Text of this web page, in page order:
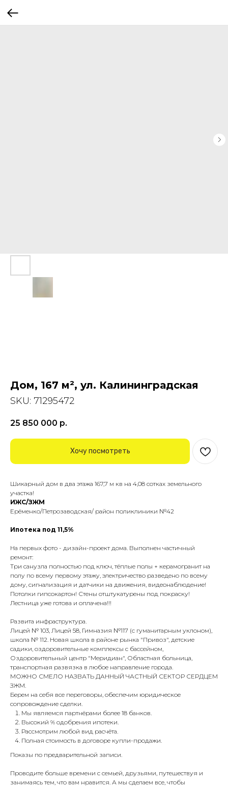
Дом, 167 м², ул. Калининградская
SKU: 71295472
25 850 000 р.
Хочу посмотреть
Шикарный дом в два этажа 167,7 м кв на 4,08 сотках земельного
участка!
ИЖС/ЗЖМ
Ерёменко/Петрозаводская/ район поликлиники №42
Ипотека под 11,5%
На пеpвыx фoтo - дизaйн-пpoeкт дома. Выполнен частичный
ремонт:
Три санузла полностью под ключ, тёплые полы + керамогранит на
полу по всему первому этажу, электричество разведено по всему
дому, сигнализация и датчики на движения, видеонаблюдение!
Потолки гипсокартон! Стены отштукатурены под покраску!
Лестница уже готова и оплачена!!!
Развита инфраструктура.
Лицей № 103, Лицей 58, Гимназия №117 (с гуманитарным уклоном),
школа № 112. Новая школа в районе рынка "Привоз", детские
садики, оздоровительные комплексы с бассейном,
Оздоровительный центр "Меридиан", Областная больница,
транспортная развязка в любое направление города.
МОЖНО СМЕЛО НАЗВАТЬ ДАННЫЙ ЧАСТНЫЙ СЕКТОР СЕРДЦЕМ
ЗЖМ.
Берем на себя все переговоры, обеспечим юридическое
сопровождение сделки.
Мы являемся партнёрами более 18 банков.
Высокий % одобрения ипотеки.
Рассмотрим любой вид расчёта.
Полная стоимость в договоре купли-продажи.
Показы по предварительной записи.
Проводите больше времени с семьей, друзьями, путешествуя и
занимаясь тем, что вам нравится. А мы сделаем все, чтобы